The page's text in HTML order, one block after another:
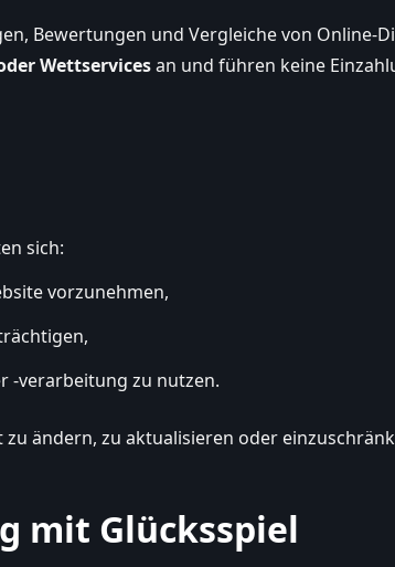
Bewertungen und Vergleiche von Online-
Wettservicesan und führen keine
sich:
vorzunehmen,
-verarbeitung zu nutzen.
ändern, zu aktualisieren oder
mit Glücksspiel